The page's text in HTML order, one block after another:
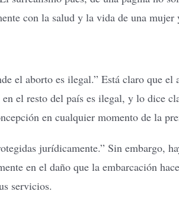
con la salud y la vida de una mujer
el aborto es ilegal.” Está claro que el
el resto del país es ilegal, y lo dice
en cualquier momento de la
jurídicamente.” Sin embargo,
en el daño que la embarcación
servicios.